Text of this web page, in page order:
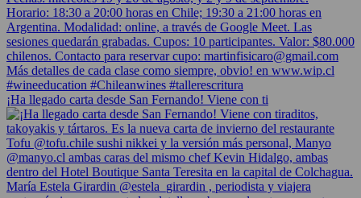
¡Ha llegado carta desde San Fernando! Viene con ti